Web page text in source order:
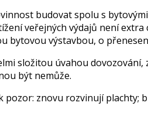
budovat spolu s
veřejných výdajů není
bytovou výstavbou, o
složitou úvahou
být nemůže.
pozor: znovu rozvinují plachty;